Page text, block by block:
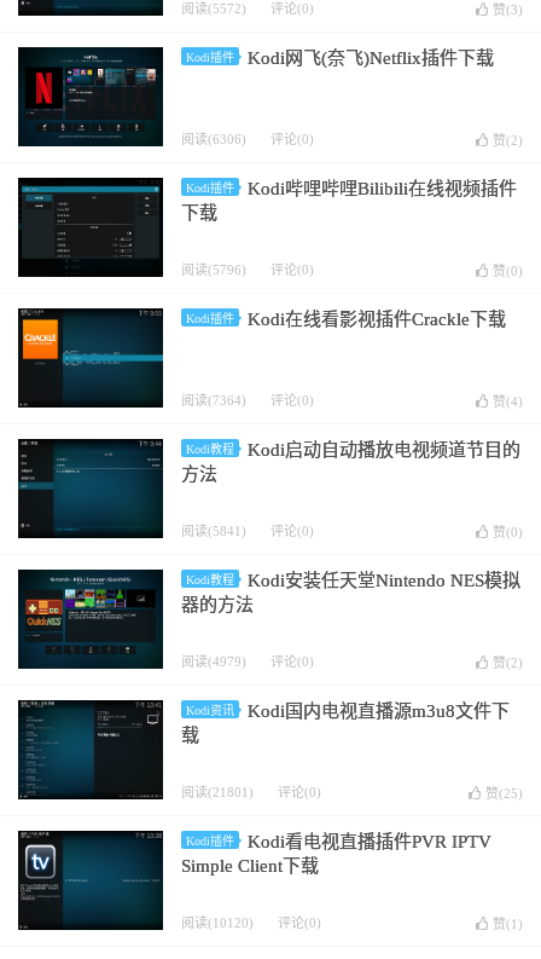
阅读(5572) 评论(0) 赞(3)
Kodi插件 Kodi网飞(奈飞)Netflix插件下载
阅读(6306) 评论(0) 赞(2)
Kodi插件
Kodi哔哩哔哩Bilibili在线视频插件
下载
阅读(5796) 评论(0) 赞(0)
Kodi插件 Kodi在线看影视插件Crackle下载
阅读(7364) 评论(0) 赞(4)
Kodi教程
Kodi启动自动播放电视频道节目的
方法
阅读(5841) 评论(0) 赞(0)
Kodi教程
Kodi安装任天堂Nintendo NES模拟
器的方法
阅读(4979) 评论(0) 赞(2)
Kodi资讯
Kodi国内电视直播源m3u8文件下
载
阅读(21801) 评论(0) 赞(25)
Kodi插件
Kodi看电视直播插件PVR IPTV
Simple Client下载
阅读(10120) 评论(0) 赞(1 )